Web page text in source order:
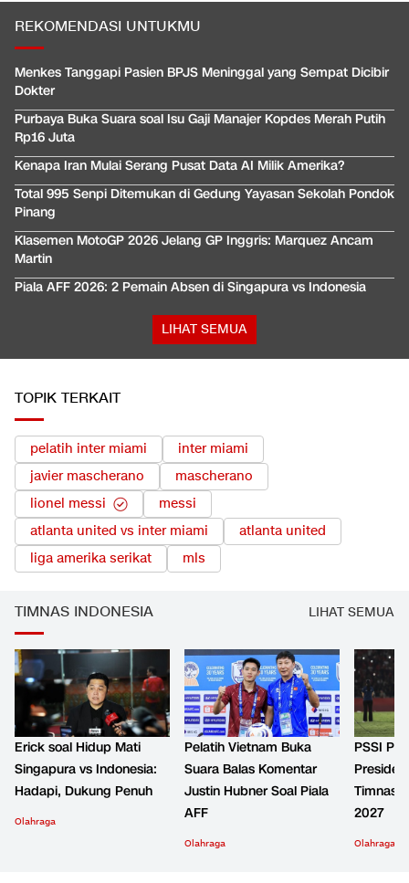
REKOMENDASI UNTUKMU
Menkes Tanggapi Pasien BPJS Meninggal yang Sempat Dicibir
Dokter
Purbaya Buka Suara soal Isu Gaji Manajer Kopdes Merah Putih
Rp16 Juta
Kenapa Iran Mulai Serang Pusat Data AI Milik Amerika?
Total 995 Senpi Ditemukan di Gedung Yayasan Sekolah Pondok
Pinang
Klasemen MotoGP 2026 Jelang GP Inggris: Marquez Ancam
Martin
Piala AFF 2026: 2 Pemain Absen di Singapura vs Indonesia
LIHAT SEMUA
TOPIK TERKAIT
pelatih inter miami
inter miami
javier mascherano
mascherano
lionel messi
messi
atlanta united vs inter miami
atlanta united
liga amerika serikat
mls
TIMNAS INDONESIA LIHAT SEMUA
Erick soal Hidup Mati
Singapura vs Indonesia:
Hadapi, Dukung Penuh
Olahraga
Pelatih Vietnam Buka
Suara Balas Komentar
Justin Hubner Soal Piala
AFF
Olahraga
PSSI
Timnas
2027
Olahraga